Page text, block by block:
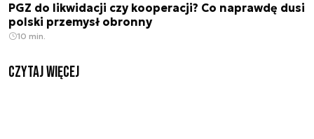
PGZ do likwidacji czy kooperacji? Co naprawdę dusi
polski przemysł obronny
10 min.
czytaj więcej